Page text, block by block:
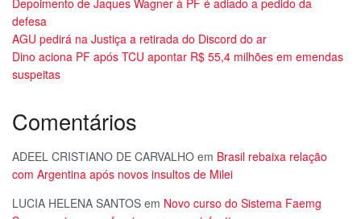
Depoimento de Jaques Wagner à PF é adiado a pedido da
defesa
AGU pedirá na Justiça a retirada do Discord do ar
Dino aciona PF após TCU apontar R$ 55,4 milhões em emendas
suspeitas
Comentários
ADEEL CRISTIANO DE CARVALHO em Brasil rebaixa relação
com Argentina após novos insultos de Milei
LUCIA HELENA SANTOS em Novo curso do Sistema Faemg